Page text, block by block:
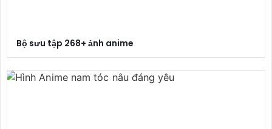
Bộ sưu tập 268+ ảnh anime